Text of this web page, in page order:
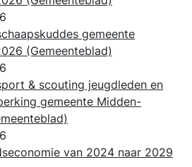
gemeente
(Gemeenteblad)
& scouting jeugdleden en
gemeente Midden-
van 2024 naar 2029